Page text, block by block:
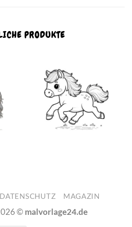
PRODUKTE
DATENSCHUTZ MAGAZIN
© malvorlage24.de